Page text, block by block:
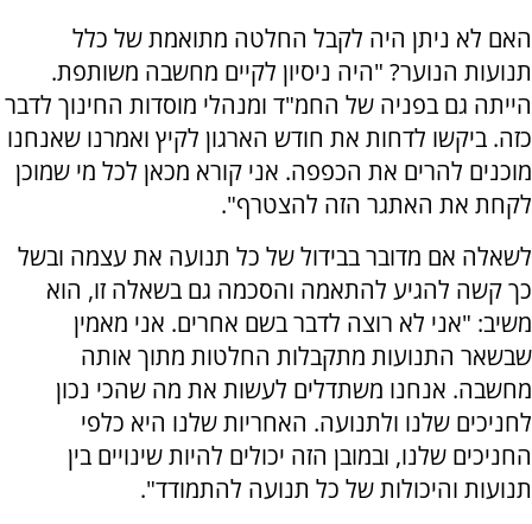
האם לא ניתן היה לקבל החלטה מתואמת של כלל
תנועות הנוער? "היה ניסיון לקיים מחשבה משותפת.
הייתה גם בפניה של החמ"ד ומנהלי מוסדות החינוך לדבר
כזה. ביקשו לדחות את חודש הארגון לקיץ ואמרנו שאנחנו
מוכנים להרים את הכפפה. אני קורא מכאן לכל מי שמוכן
לקחת את האתגר הזה להצטרף".
לשאלה אם מדובר בבידול של כל תנועה את עצמה ובשל
כך קשה להגיע להתאמה והסכמה גם בשאלה זו, הוא
משיב: "אני לא רוצה לדבר בשם אחרים. אני מאמין
שבשאר התנועות מתקבלות החלטות מתוך אותה
מחשבה. אנחנו משתדלים לעשות את מה שהכי נכון
לחניכים שלנו ולתנועה. האחריות שלנו היא כלפי
החניכים שלנו, ובמובן הזה יכולים להיות שינויים בין
תנועות והיכולות של כל תנועה להתמודד".